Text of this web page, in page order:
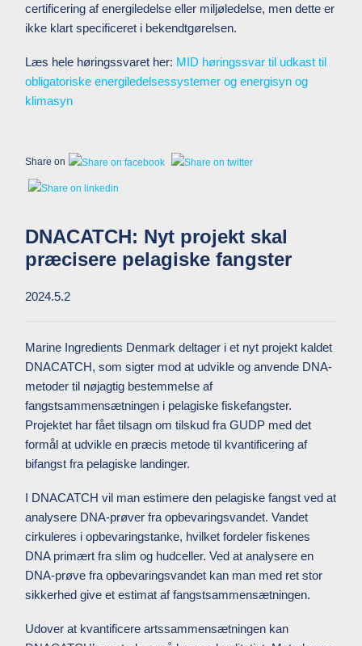
certificering af energiledelse eller miljøledelse, men dette er
ikke klart specificeret i bekendtgørelsen.
Læs hele høringssvaret her: MID høringssvar til udkast til
obligatoriske energiledelsessystemer og energisyn og
klimasyn
Share on
DNACATCH: Nyt projekt skal
præcisere pelagiske fangster
2024.5.2
Marine Ingredients Denmark deltager i et nyt projekt kaldet
DNACATCH, som sigter mod at udvikle og anvende DNA-
metoder til nøjagtig bestemmelse af
fangstsammensætningen i pelagiske fiskefangster.
Projektet har fået tilsagn om tilskud fra GUDP med det
formål at udvikle en præcis metode til kvantificering af
bifangst fra pelagiske landinger.
I DNACATCH vil man estimere den pelagiske fangst ved at
analysere DNA-prøver fra opbevaringsvandet. Vandet
cirkuleres i opbevaringstanke, hvilket fordeler fiskenes
DNA primært fra slim og hudceller. Ved at analysere en
DNA-prøve fra opbevaringsvandet kan man med ret stor
sikkerhed give et estimat af fangstsammensætningen.
Udover at kvantificere artssammensætningen kan